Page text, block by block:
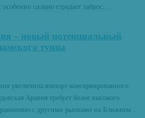
сильно страдает заброс....
– новый потенциальный
тунца
увеличила импорт консервированного
Аравия требует более высокого
с другими рынками на Ближнем...